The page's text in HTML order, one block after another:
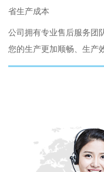
省生产成本
公司拥有专业售后服务团
您的生产更加顺畅、生产